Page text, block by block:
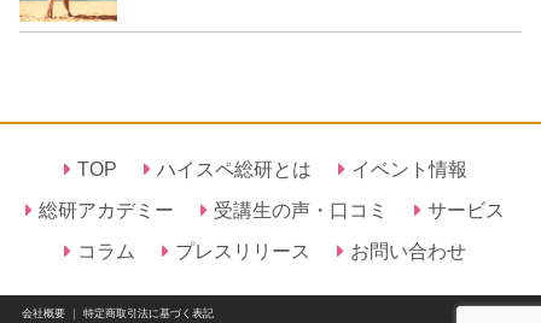
TOP ハイスペ総研とは
イベント情報
総研アカデミー
受講生の声・口コミ
サービス
コラム
プレスリリース お問い合わせ
会社概要｜ 特定商取引法に基づく表記